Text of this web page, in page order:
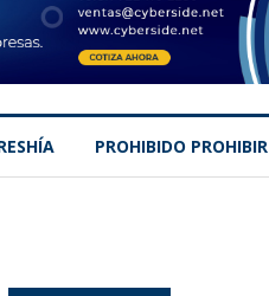
PROHIBIDO PROHIBIR